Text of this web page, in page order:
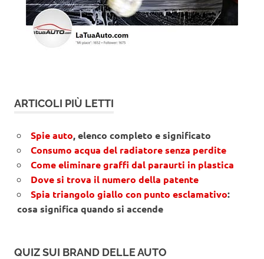
ARTICOLI PIÙ LETTI
Spie auto, elenco completo e significato
Consumo acqua del radiatore senza perdite
Come eliminare graffi dal paraurti in plastica
Dove si trova il numero della patente
Spia triangolo giallo con punto esclamativo:
cosa significa quando si accende
QUIZ SUI BRAND DELLE AUTO